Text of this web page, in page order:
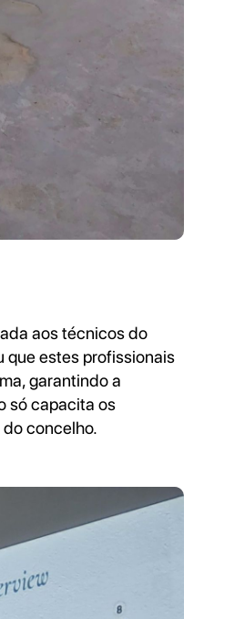
aos técnicos do
que estes profissionais
garantindo a
só capacita os
concelho.